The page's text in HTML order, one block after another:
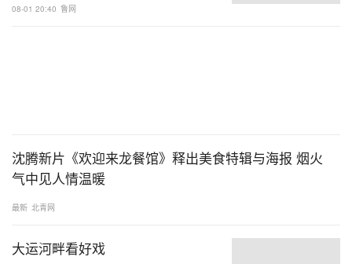
08-01 20:40 鲁网
沈腾新片《欢迎来龙餐馆》释出美食特辑与海报 烟火
气中见人情温暖
最新 北青网
大运河畔看好戏